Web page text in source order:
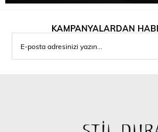
KAMPANYALARDAN